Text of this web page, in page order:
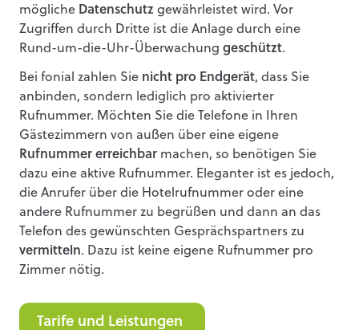
mögliche Datenschutz gewährleistet wird. Vor
Zugriffen durch Dritte ist die Anlage durch eine
Rund-um-die-Uhr-Überwachung geschützt.
Bei fonial zahlen Sie nicht pro Endgerät, dass Sie
anbinden, sondern lediglich pro aktivierter
Rufnummer. Möchten Sie die Telefone in Ihren
Gästezimmern von außen über eine eigene
Rufnummer erreichbar machen, so benötigen Sie
dazu eine aktive Rufnummer. Eleganter ist es jedoch,
die Anrufer über die Hotelrufnummer oder eine
andere Rufnummer zu begrüßen und dann an das
Telefon des gewünschten Gesprächspartners zu
vermitteln. Dazu ist keine eigene Rufnummer pro
Zimmer nötig.
Tarife und Leistungen